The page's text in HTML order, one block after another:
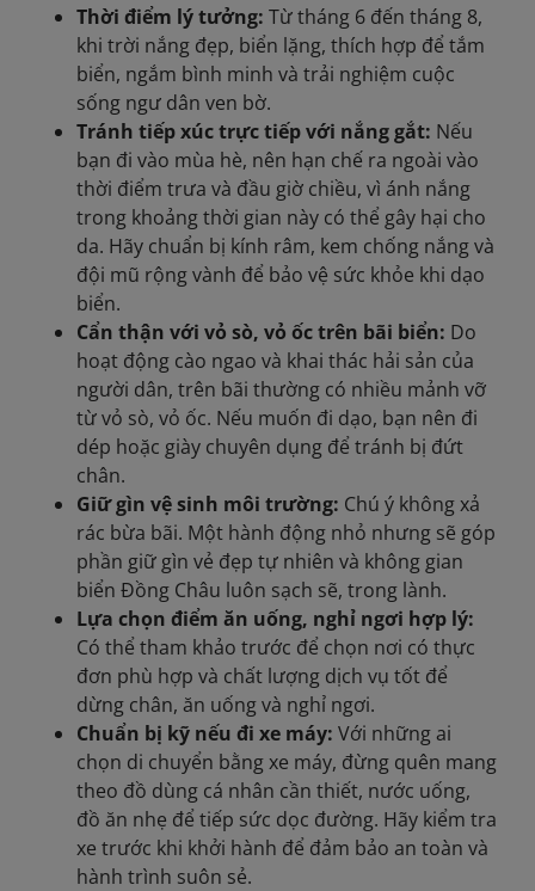
Thời điểm lý tưởng: Từ tháng 6 đến tháng 8,
khi trời nắng đẹp, biển lặng, thích hợp để tắm
biển, ngắm bình minh và trải nghiệm cuộc
sống ngư dân ven bờ.
Tránh tiếp xúc trực tiếp với nắng gắt: Nếu
bạn đi vào mùa hè, nên hạn chế ra ngoài vào
thời điểm trưa và đầu giờ chiều, vì ánh nắng
trong khoảng thời gian này có thể gây hại cho
da. Hãy chuẩn bị kính râm, kem chống nắng và
đội mũ rộng vành để bảo vệ sức khỏe khi dạo
biển.
Cẩn thận với vỏ sò, vỏ ốc trên bãi biển: Do
hoạt động cào ngao và khai thác hải sản của
người dân, trên bãi thường có nhiều mảnh vỡ
từ vỏ sò, vỏ ốc. Nếu muốn đi dạo, bạn nên đi
dép hoặc giày chuyên dụng để tránh bị đứt
chân.
Giữ gìn vệ sinh môi trường: Chú ý không xả
rác bừa bãi. Một hành động nhỏ nhưng sẽ góp
phần giữ gìn vẻ đẹp tự nhiên và không gian
biển Đồng Châu luôn sạch sẽ, trong lành.
Lựa chọn điểm ăn uống, nghỉ ngơi hợp lý:
Có thể tham khảo trước để chọn nơi có thực
đơn phù hợp và chất lượng dịch vụ tốt để
dừng chân, ăn uống và nghỉ ngơi.
Chuẩn bị kỹ nếu đi xe máy: Với những ai
chọn di chuyển bằng xe máy, đừng quên mang
theo đồ dùng cá nhân cần thiết, nước uống,
đồ ăn nhẹ để tiếp sức dọc đường. Hãy kiểm tra
xe trước khi khởi hành để đảm bảo an toàn và
hành trình suôn sẻ.